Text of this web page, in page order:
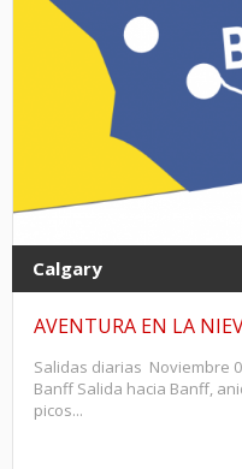
Calgary
AVENTURA EN LA
Salidas diarias Noviembre
Banff Salida hacia Banff,
picos...